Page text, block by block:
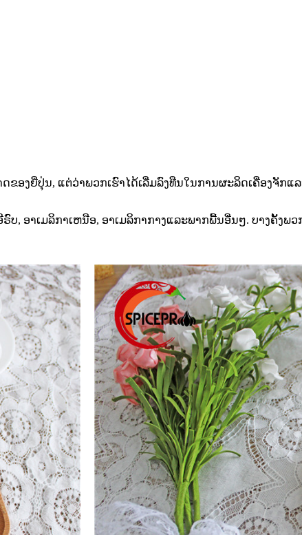
ອງຍີ່ປຸ່ນ, ແຕ່ວ່າພວກເຮົາໄດ້ເລີ່ມລົງທືນໃນການຜະລິດເຄື່ອງຈັກ
ບ, ອາເມລິກາເຫນືອ, ອາເມລິກາກາງແລະພາກພື້ນອື່ນໆ. ບາງຄັ້ງ